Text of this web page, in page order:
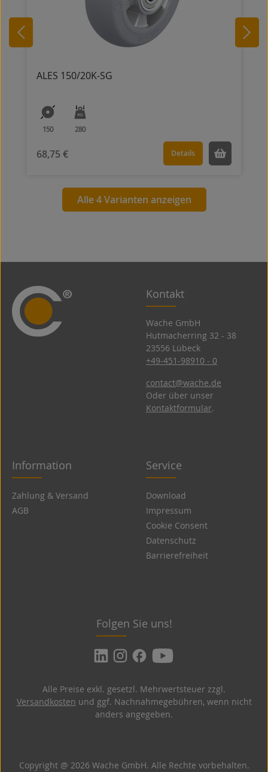
ALES 150/20K-SG
150 280
68,75 € Details
Alle 4 Varianten anzeigen
Kontakt
Wache GmbH
Hutmacherring 32 ­- 38
23556 Lübeck
+49-451-98910 - 0
contact@wache.de
Oder über unser
Kontaktformular.
Information
Zahlung & Versand
AGB
Service
Download
Impressum
Cookie Consent
Datenschutz
Barrierefreiheit
Folgen Sie uns!
Copyright @ 2026 Wache GmbH. Alle Rechte vorbehalten.
Alle Preise exkl. gesetzl. Mehrwertsteuer zzgl.
Versandkosten und ggf. Nachnahmegebühren, wenn nicht
anders angegeben.